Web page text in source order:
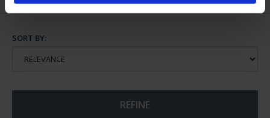
SORT BY:
REFINE